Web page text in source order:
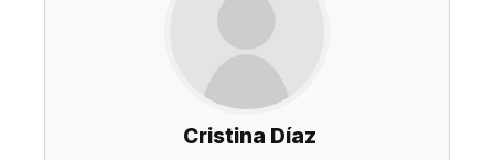
Cristina Díaz